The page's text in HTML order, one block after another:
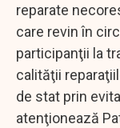
reparate
care revin în
participanţii la
calităţii
de stat prin
atenţionează